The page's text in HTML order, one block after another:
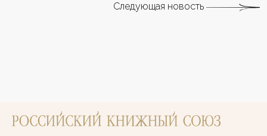
Следующая новость